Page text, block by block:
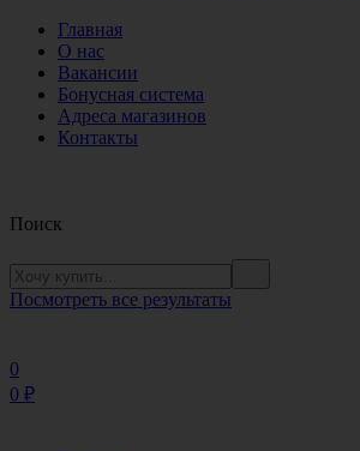
Главная
О нас
Вакансии
Бонусная система
Адреса магазинов
Контакты
Поиск
Посмотреть все результаты
0
0 ₽